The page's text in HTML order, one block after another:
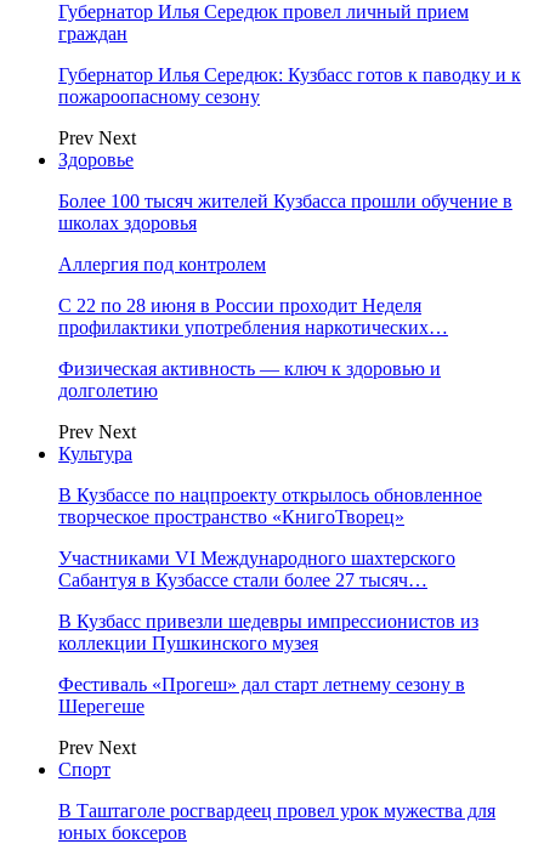
Губернатор Илья Середюк провел личный прием
граждан
Губернатор Илья Середюк: Кузбасс готов к паводку и к
пожароопасному сезону
Prev Next
Здоровье
Более 100 тысяч жителей Кузбасса прошли обучение в
школах здоровья
Аллергия под контролем
С 22 по 28 июня в России проходит Неделя
профилактики употребления наркотических…
Физическая активность — ключ к здоровью и
долголетию
Prev Next
Культура
В Кузбассе по нацпроекту открылось обновленное
творческое пространство «КнигоТворец»
Участниками VI Международного шахтерского
Сабантуя в Кузбассе стали более 27 тысяч…
В Кузбасс привезли шедевры импрессионистов из
коллекции Пушкинского музея
Фестиваль «Прогеш» дал старт летнему сезону в
Шерегеше
Prev Next
Спорт
В Таштаголе росгвардеец провел урок мужества для
юных боксеров